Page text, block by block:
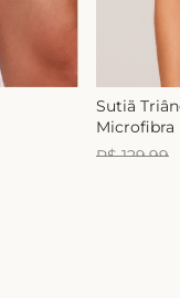
Sutiã
Microfibra
R$ 129,99